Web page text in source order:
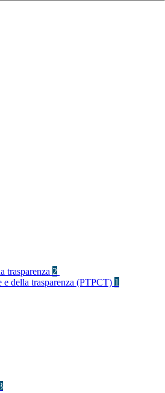
trasparenza 2
della trasparenza (PTPCT) 1